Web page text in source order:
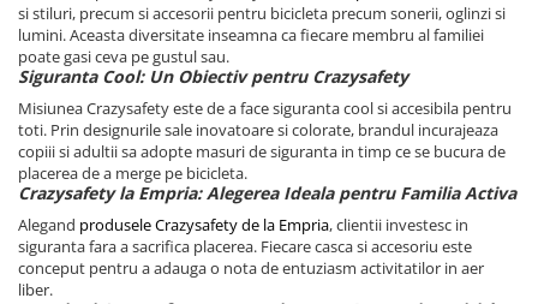
si stiluri, precum si accesorii pentru bicicleta precum sonerii, oglinzi si
lumini. Aceasta diversitate inseamna ca fiecare membru al familiei
poate gasi ceva pe gustul sau.
Siguranta Cool: Un Obiectiv pentru Crazysafety
Misiunea Crazysafety este de a face siguranta cool si accesibila pentru
toti. Prin designurile sale inovatoare si colorate, brandul incurajeaza
copiii si adultii sa adopte masuri de siguranta in timp ce se bucura de
placerea de a merge pe bicicleta.
Crazysafety la Empria: Alegerea Ideala pentru Familia Activa
Alegand produsele Crazysafety de la Empria, clientii investesc in
siguranta fara a sacrifica placerea. Fiecare casca si accesoriu este
conceput pentru a adauga o nota de entuziasm activitatilor in aer
liber.